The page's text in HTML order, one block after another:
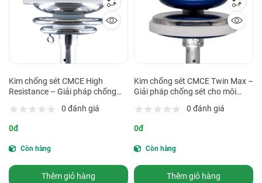
Kim chống sét CMCE High
Resistance – Giải pháp chống
0 đánh giá
0đ
Còn hàng
Thêm giỏ hàng
Kim chống sét CMCE Twin Max –
Giải pháp chống sét cho môi
0 đánh giá
0đ
Còn hàng
Thêm giỏ hàng